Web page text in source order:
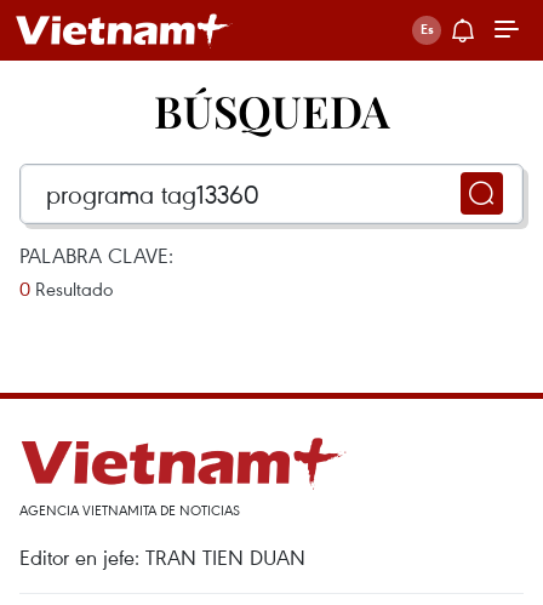
BÚSQUEDA
PALABRA CLAVE:
0 Resultado
AGENCIA VIETNAMITA DE NOTICIAS
Editor en jefe: TRAN TIEN DUAN